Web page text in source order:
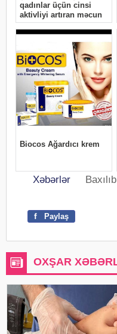
Xəbərlər
f Paylaş
OXŞAR